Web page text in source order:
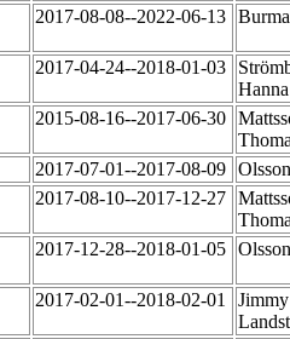
2017-08-08--2022-06-13
2017-04-24--2018-01-03
2015-08-16--2017-06-30
2017-07-01--2017-08-09
2017-08-10--2017-12-27
2017-12-28--2018-01-05
2017-02-01--2018-02-01
Jimmy